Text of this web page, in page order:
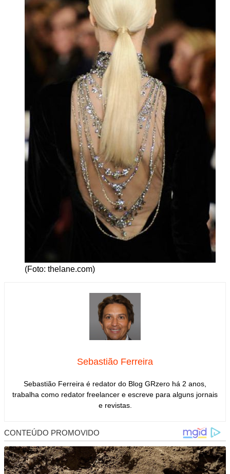
(Foto: thelane.com)
Sebastião Ferreira
Sebastião Ferreira é redator do Blog GRzero há 2 anos,
trabalha como redator freelancer e escreve para alguns jornais
e revistas.